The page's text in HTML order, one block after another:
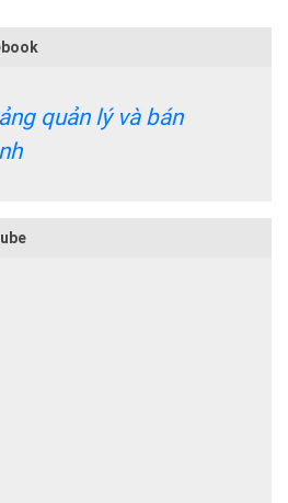
quản lý và bán